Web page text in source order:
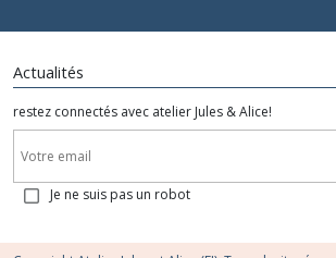
Actualités
restez connectés avec atelier Jules & Alice!
Je ne suis pas un robot